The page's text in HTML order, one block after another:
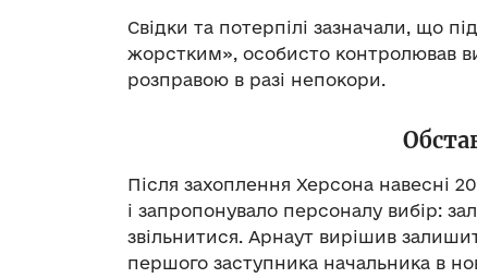
Свідки та потерпілі зазначали, що
жорстким», особисто контролював
розправою в разі непокори.
Після захоплення Херсона навесні
і запропонувало персоналу вибір:
звільнитися. Арнаут вирішив
першого заступника начальника в